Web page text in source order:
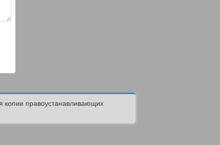
копии правоустанавливающих